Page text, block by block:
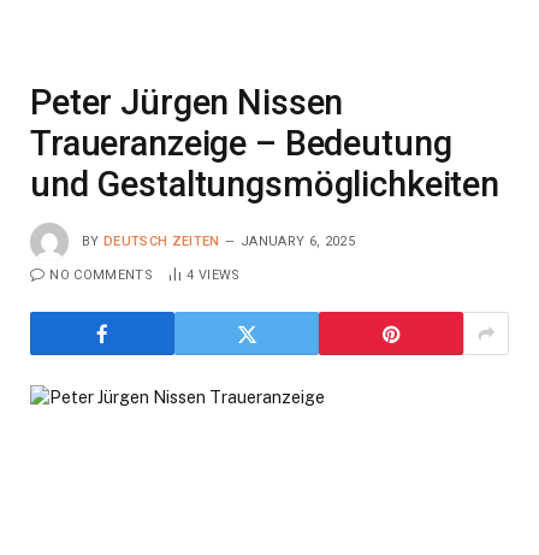
Peter Jürgen Nissen
Traueranzeige – Bedeutung
und Gestaltungsmöglichkeiten
BY DEUTSCH ZEITEN JANUARY 6, 2025
NO COMMENTS 4 VIEWS